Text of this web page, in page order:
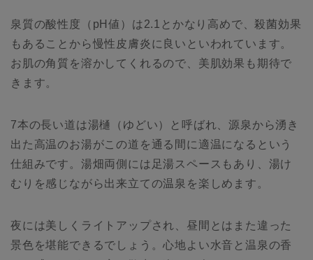
泉質の酸性度（pH値）は2.1とかなり高めで、殺菌効果
もあることから慢性皮膚炎に良いといわれています。
お肌の角質を溶かしてくれるので、美肌効果も期待で
きます。
7本の長い道は湯樋（ゆどい）と呼ばれ、源泉から湧き
出た高温のお湯がこの道を通る間に適温になるという
仕組みです。湯畑両側には足湯スペースもあり、湯け
むりを感じながら出来立ての温泉を楽しめます。
夜には美しくライトアップされ、昼間とはまた違った
景色を堪能できるでしょう。心地よい水音と温泉の香